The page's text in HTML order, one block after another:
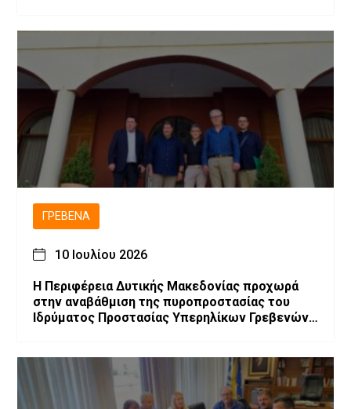
ΓΡΕΒΕΝΆ
10 Ιουλίου 2026
Η Περιφέρεια Δυτικής Μακεδονίας προχωρά
στην αναβάθμιση της πυροπροστασίας του
Ιδρύματος Προστασίας Υπερηλίκων Γρεβενών